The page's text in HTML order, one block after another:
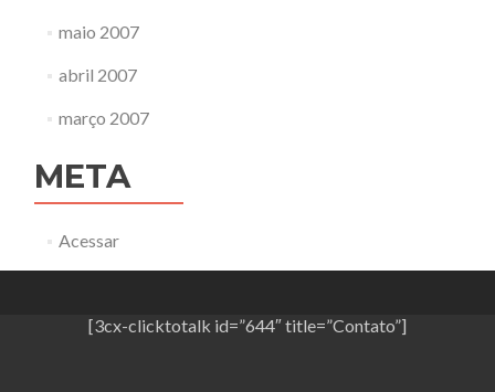
maio 2007
abril 2007
março 2007
META
Acessar
[3cx-clicktotalk id=”644″ title=”Contato”]